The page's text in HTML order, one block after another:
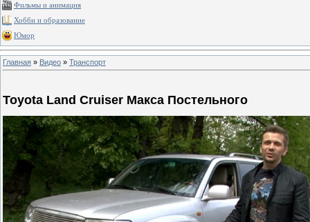
Фильмы и анимация
Хобби и образование
Юмор
Главная » Видео » Транспорт
Toyota Land Cruiser Макса Постельного